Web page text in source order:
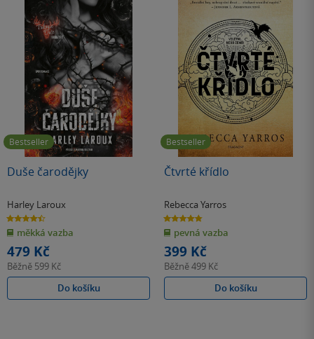
Bestseller
Duše čarodějky
Harley Laroux
4.5
z
5
hvězdiček
měkká vazba
479 Kč
Běžně 599 Kč
Do košíku
Bestseller
Čtvrté křídlo
Rebecca Yarros
4.8
z
5
hvězdiček
pevná vazba
399 Kč
Běžně499 Kč
Do košíku